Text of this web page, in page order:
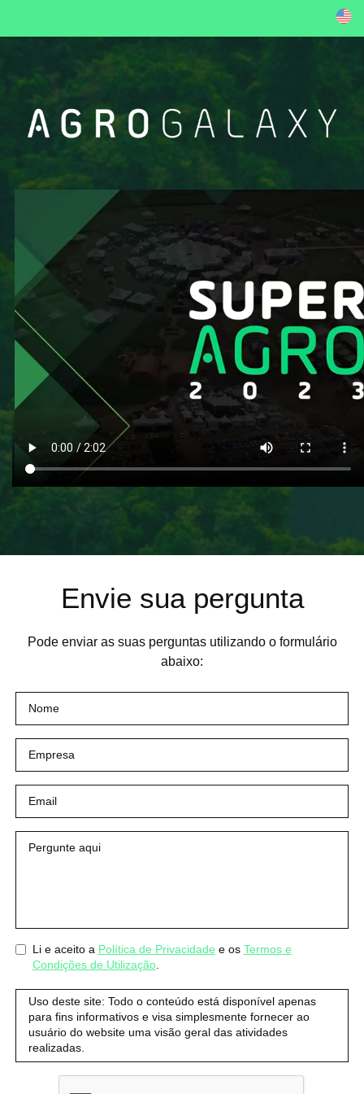
Envie sua pergunta
Pode enviar as suas perguntas utilizando o formulário
abaixo:
Li e aceito a Política de Privacidade e os Termos e
Condições de Utilização.
Uso deste site: Todo o conteúdo está disponível apenas
para fins informativos e visa simplesmente fornecer ao
usuário do website uma visão geral das atividades
realizadas.